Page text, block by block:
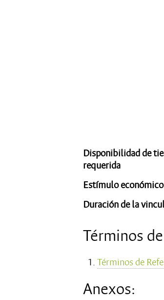
Disponibilidad de
requerida
Estímulo económico
Duración de la
Términos
Términos de
Anexos: